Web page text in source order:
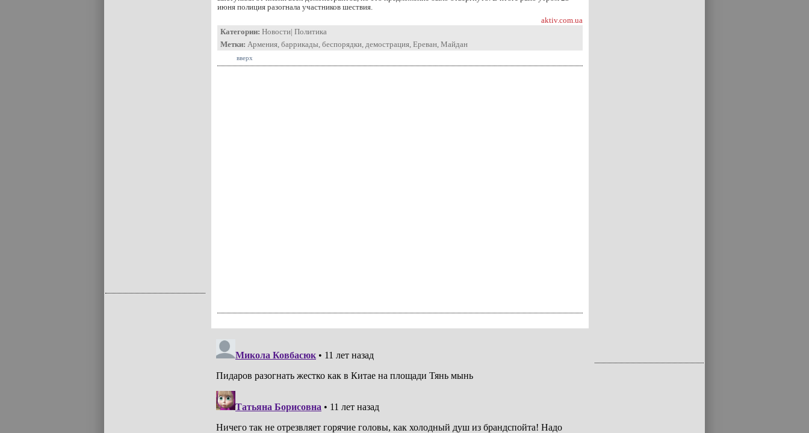
июня полиция разогнала участников шествия.
aktiv.com.ua
Категории: Новости| Политика
Метки: Армения, баррикады, беспорядки, демострация, Ереван, Майдан
вверх